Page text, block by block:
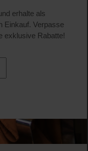
erhalte als
Einkauf. Verpasse
exklusive Rabatte!